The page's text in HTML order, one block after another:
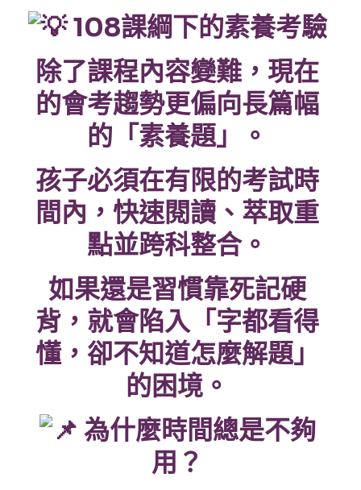
108課綱下的素養考驗
除了課程內容變難，現在
的會考趨勢更偏向長篇幅
的「素養題」。
孩子必須在有限的考試時
間內，快速閱讀、萃取重
點並跨科整合。
如果還是習慣靠死記硬
背，就會陷入「字都看得
懂，卻不知道怎麼解題」
的困境。
為什麼時間總是不夠
用？